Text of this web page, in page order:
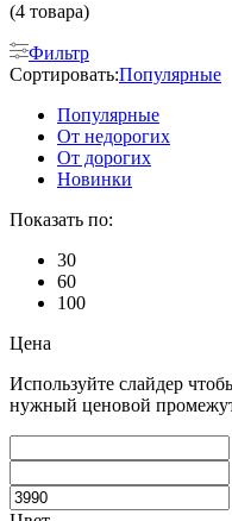
(4 товара)
Фильтр
Сортировать:Популярные
Популярные
От недорогих
От дорогих
Новинки
Показать по:
30
60
100
Цена
Используйте слайдер
нужный ценовой